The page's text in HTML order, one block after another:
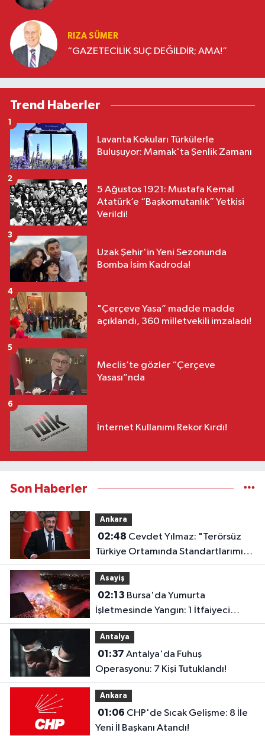
RIZA SÜMER
“GAZETECİLİK SUÇ DEĞİLDİR; AMA!”
Trend Haberler
Lavanta Kokuları Türkülerle
Buluşuyor: Mamak'ta Şenlik Zamanı
1
5 Ağustos 1921: Mustafa Kemal
Atatürk’e “Başkomutanlık” Yetkisi
Verildi!
2
Uzak Şehir'in Yeni Sezonunda
Bomba İsim Kadroda!
3
"Çerçeve Yasa” madde madde
açıklandı, 360 milletvekili imzaladı!
4
Meclis’te gözler “Çerçeve
Yasası”nda
5
İnternet Kullanımı Rekor Kırdı!
6
Son Haberler
Ankara
02:48
Türkiye Ortamında Standartlarımızı
Yükselteceğiz"
Asayiş
02:13
İşletmesinde Yangın: 1 İtfaiyeci
Dumandan Etkilendi
Antalya
01:37
Operasyonu: 7 Kişi Tutuklandı!
Ankara
01:06
Yeni İl Başkanı Atandı!